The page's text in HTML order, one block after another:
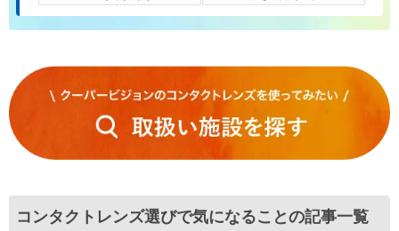
コンタクトレンズ選びで気になることの記事一覧